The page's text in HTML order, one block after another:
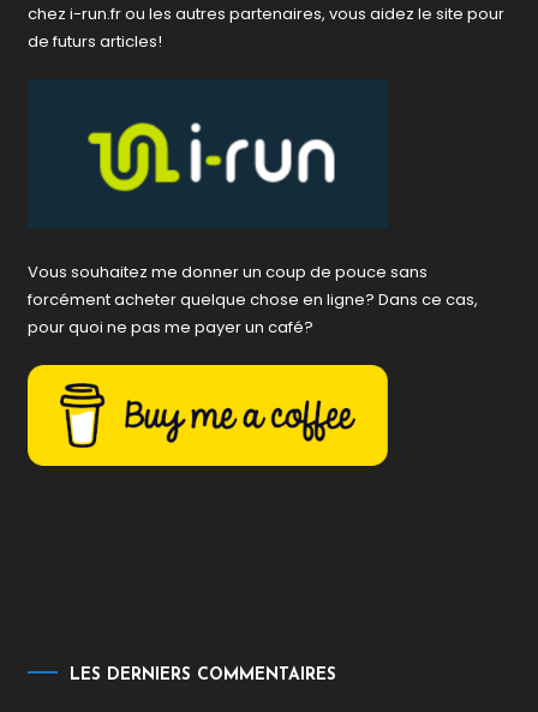
chez i-run.fr ou les autres partenaires, vous aidez le site pour
de futurs articles!
Vous souhaitez me donner un coup de pouce sans
forcément acheter quelque chose en ligne? Dans ce cas,
pour quoi ne pas me payer un café?
LES DERNIERS COMMENTAIRES